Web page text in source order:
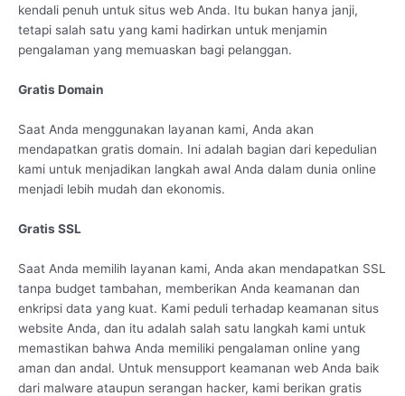
kendali penuh untuk situs web Anda. Itu bukan hanya janji,
tetapi salah satu yang kami hadirkan untuk menjamin
pengalaman yang memuaskan bagi pelanggan.
Gratis Domain
Saat Anda menggunakan layanan kami, Anda akan
mendapatkan gratis domain. Ini adalah bagian dari kepedulian
kami untuk menjadikan langkah awal Anda dalam dunia online
menjadi lebih mudah dan ekonomis.
Gratis SSL
Saat Anda memilih layanan kami, Anda akan mendapatkan SSL
tanpa budget tambahan, memberikan Anda keamanan dan
enkripsi data yang kuat. Kami peduli terhadap keamanan situs
website Anda, dan itu adalah salah satu langkah kami untuk
memastikan bahwa Anda memiliki pengalaman online yang
aman dan andal. Untuk mensupport keamanan web Anda baik
dari malware ataupun serangan hacker, kami berikan gratis